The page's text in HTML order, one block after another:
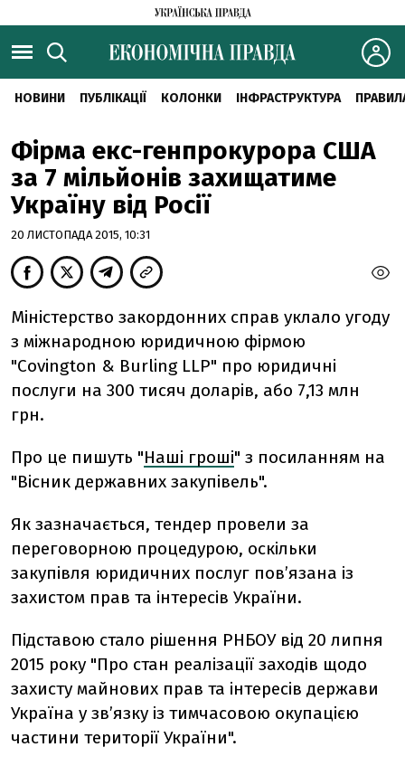
НОВИНИ ПУБЛІКАЦІЇ КОЛОНКИ ІНФРАСТРУКТУРА
Фірма екс-генпрокурора США
за 7 мільйонів захищатиме
Україну від Росії
20 ЛИСТОПАДА 2015, 10:31
Міністерство закордонних справ уклало угоду
з міжнародною юридичною фірмою
"Covington & Burling LLP" про юридичні
послуги на 300 тисяч доларів, або 7,13 млн
грн.
Про це пишуть "Наші гроші" з посиланням на
"Вісник державних закупівель".
Як зазначається, тендер провели за
переговорною процедурою, оскільки
закупівля юридичних послуг пов’язана із
захистом прав та інтересів України.
Підставою стало рішення РНБОУ від 20 липня
2015 року "Про стан реалізації заходів щодо
захисту майнових прав та інтересів держави
Україна у зв’язку із тимчасовою окупацією
частини території України".